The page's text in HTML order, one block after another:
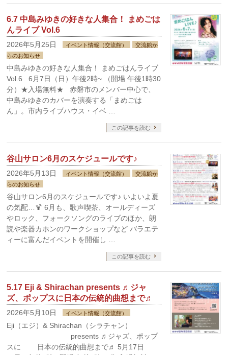
6.7 中島みゆきの好きな人集合！ まめごは
んライブ Vol.6
2026年5月25日 イベント情報（交流館）
交流館か
らのお知らせ
中島みゆきの好きな人集合！ まめごはんライブ
Vol.6 6月7日（日）午後2時~ （開場 午後1時30
分）★入場無料★ 赤磐市のメンバー中心で、
中島みゆきのカバーを演奏する「まめごは
ん」。市内ライブハウス・イベ …
この記事を読む
谷山サロン6月のスケジュールです♪
2026年5月13日 イベント情報（交流館）
交流館か
らのお知らせ
谷山サロン6月のスケジュールです♪ いよいよ夏
の気配…🍹 6月も、歌声喫茶、オールディーズ
やロック、フォークソングのライブのほか、朗
読や楽器カホンのワークショップなど バラエテ
ィーに富んだイベントを開催し …
この記事を読む
5.17 Eji & Shirachan presents ♬ジャ
ズ、ポップスに日本の伝統的曲想まで♬
2026年5月10日 イベント情報（交流館）
Eji（エジ）& Shirachan（シラチャン）
presents ♬ジャズ、ポップ
スに 日本の伝統的曲想まで♬ 5月17日